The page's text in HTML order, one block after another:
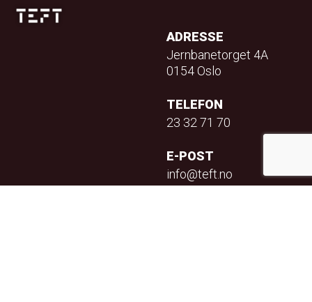
ADRESSE
Jernbanetorget 4A
0154 Oslo
TELEFON
23 32 71 70
E-POST
info@teft.no
NYHETSBREV